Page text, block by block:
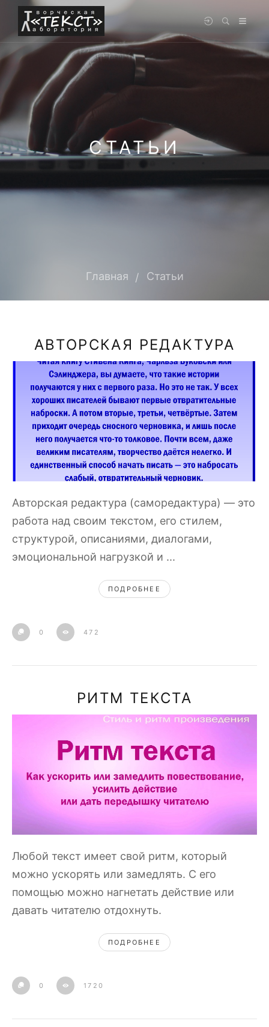
СТАТЬИ
Главная Статьи
АВТОРСКАЯ РЕДАКТУРА
Авторская редактура (саморедактура) — это
работа над своим текстом, его стилем,
структурой, описаниями, диалогами,
эмоциональной нагрузкой и ...
ПОДРОБНЕЕ
0 472
РИТМ ТЕКСТА
Любой текст имеет свой ритм, который
можно ускорять или замедлять. С его
помощью можно нагнетать действие или
давать читателю отдохнуть.
ПОДРОБНЕЕ
0 1720